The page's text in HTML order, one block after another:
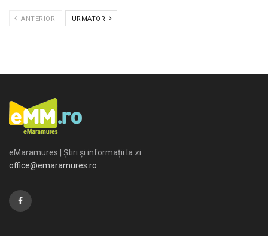
ANTERIOR URMATOR
eMaramures | Știri și informații la zi
office@emaramures.ro